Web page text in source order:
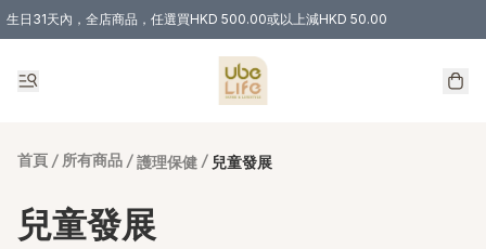
生日31天內，全店商品，任選買HKD 500.00或以上減HKD 50.00
購物滿 HKD 300.00即享免運費優惠！（適用於 特定的送貨方式 )
首頁 / 所有商品 / 護理保健 / 兒童發展
兒童發展